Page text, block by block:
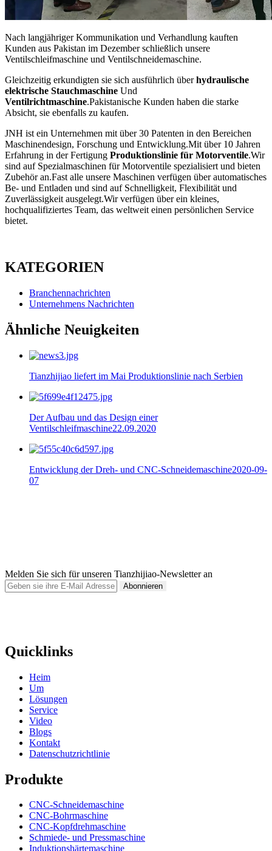
Nach langjähriger Kommunikation und Verhandlung kauften
Kunden aus Pakistan im Dezember schließlich unsere
Ventilschleifmaschine und Ventilschneidemaschine.
Gleichzeitig erkundigten sie sich ausführlich überhydraulische
elektrische Stauchmaschine Und
Ventilrichtmaschine.Pakistanische Kunden haben die starke
Absicht, sie ebenfalls zu kaufen.
JNH ist ein Unternehmen mit über 30 Patenten in den Bereichen
Maschinendesign, Forschung und Entwicklung.Mit über 10 Jahren
Erfahrung in der Fertigung Produktionslinie für Motorventile.Wir
sind auf Spezialmaschinen für Motorventile spezialisiert und bieten
Zubehör an.Fast alle unsere Maschinen verfügen über automatisches
Be- und Entladen und sind auf Schnelligkeit, Flexibilität und
Zuverlässigkeit ausgelegt.Wir verfügen über ein kleines,
hochqualifiziertes Team, das weltweit einen persönlichen Service
bietet.
KATEGORIEN
Branchennachrichten
Unternehmens Nachrichten
Ähnliche Neuigkeiten
Tianzhijiao liefert im Mai Produktionslinie nach Serbien
Der Aufbau und das Design einer
Ventilschleifmaschine22.09.2020
Entwicklung der Dreh- und CNC-Schneidemaschine2020-09-
07
Melden Sie sich für unseren Tianzhijiao-Newsletter an
Abonnieren
Quicklinks
Heim
Um
Lösungen
Service
Video
Blogs
Kontakt
Datenschutzrichtlinie
Produkte
CNC-Schneidemaschine
CNC-Bohrmaschine
CNC-Kopfdrehmaschine
Schmiede- und Pressmaschine
Induktionshärtemaschine